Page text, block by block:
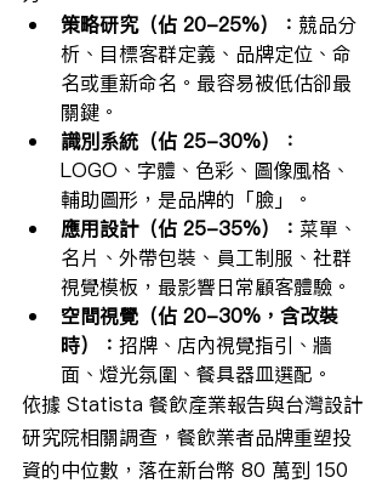
策略研究（佔 20-25%）： 競品分
析、目標客群定義、品牌定位、命
名或重新命名。最容易被低估卻最
關鍵。
識別系統（佔 25-30%）：
LOGO、字體、色彩、圖像風格、
輔助圖形，是品牌的「臉」。
應用設計（佔 25-35%）： 菜單、
名片、外帶包裝、員工制服、社群
視覺模板，最影響日常顧客體驗。
空間視覺（佔 20-30%，含改裝
時）： 招牌、店內視覺指引、牆
面、燈光氛圍、餐具器皿選配。
依據 Statista 餐飲產業報告與台灣設計
研究院相關調查，餐飲業者品牌重塑投
資的中位數，落在新台幣 80 萬到 150